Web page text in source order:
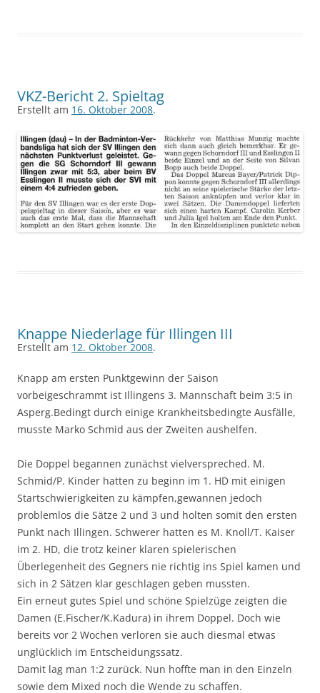
VKZ-Bericht 2. Spieltag
Erstellt am 16. Oktober 2008.
Knappe Niederlage für Illingen III
Erstellt am 12. Oktober 2008.
Knapp am ersten Punktgewinn der Saison
vorbeigeschrammt ist Illingens 3. Mannschaft beim 3:5 in
Asperg.Bedingt durch einige Krankheitsbedingte Ausfälle,
musste Marko Schmid aus der Zweiten aushelfen.
Die Doppel begannen zunächst vielverspreched. M.
Schmid/P. Kinder hatten zu beginn im 1. HD mit einigen
Startschwierigkeiten zu kämpfen,gewannen jedoch
problemlos die Sätze 2 und 3 und holten somit den ersten
Punkt nach Illingen. Schwerer hatten es M. Knoll/T. Kaiser
im 2. HD, die trotz keiner klaren spielerischen
Überlegenheit des Gegners nie richtig ins Spiel kamen und
sich in 2 Sätzen klar geschlagen geben mussten.
Ein erneut gutes Spiel und schöne Spielzüge zeigten die
Damen (E.Fischer/K.Kadura) in ihrem Doppel. Doch wie
bereits vor 2 Wochen verloren sie auch diesmal etwas
unglücklich im Entscheidungssatz.
Damit lag man 1:2 zurück. Nun hoffte man in den Einzeln
sowie dem Mixed noch die Wende zu schaffen.